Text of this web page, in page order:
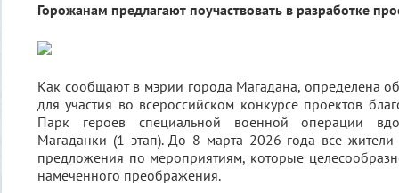
Горожанам предлагают поучаствовать в разработке
Как сообщают в мэрии города Магадана, определена
для участия во всероссийском конкурсе проектов
Парк героев специальной военной операции
Магаданки (1 этап). До 8 марта 2026 года все жители
предложения по мероприятиям, которые
намеченного преображения.